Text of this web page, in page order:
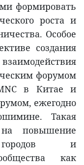
формировать
роста и
Особое
создания
форумом
в Китае и
ежегодно
Такая
повышение
и
как